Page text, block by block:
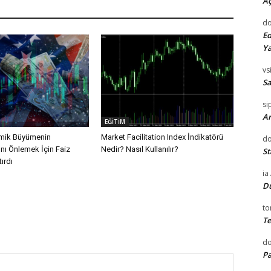
Büyümenin
Önlemek İçin Faiz
EĞİTİM
Market Facilitation Index İndikatörü
Nedir? Nasıl Kullanılır?
ia